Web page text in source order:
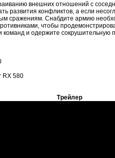
внешних отношений с
развития конфликтов, а если
сражениям. Снабдите армию
чтобы
и одержите сокрушительную
RX 580
Трейлер